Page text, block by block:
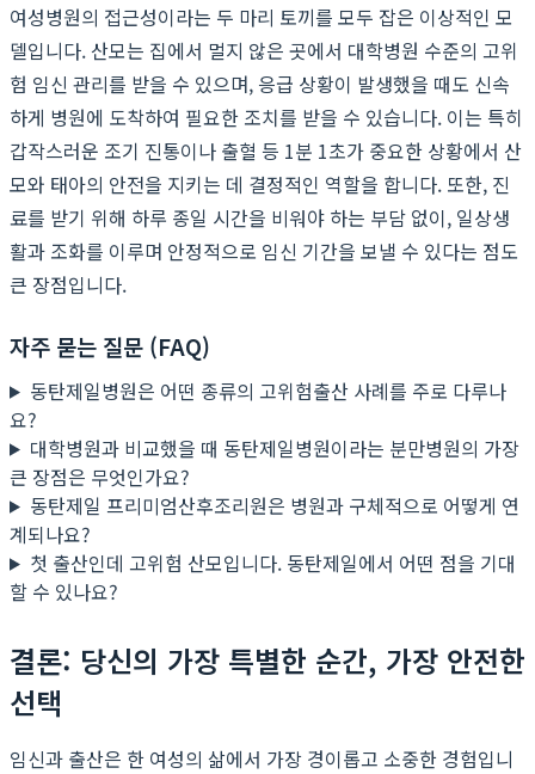
여성병원의 접근성이라는 두 마리 토끼를 모두 잡은 이상적인 모
델입니다. 산모는 집에서 멀지 않은 곳에서 대학병원 수준의 고위
험 임신 관리를 받을 수 있으며, 응급 상황이 발생했을 때도 신속
하게 병원에 도착하여 필요한 조치를 받을 수 있습니다. 이는 특히
갑작스러운 조기 진통이나 출혈 등 1분 1초가 중요한 상황에서 산
모와 태아의 안전을 지키는 데 결정적인 역할을 합니다. 또한, 진
료를 받기 위해 하루 종일 시간을 비워야 하는 부담 없이, 일상생
활과 조화를 이루며 안정적으로 임신 기간을 보낼 수 있다는 점도
큰 장점입니다.
자주 묻는 질문 (FAQ)
동탄제일병원은 어떤 종류의 고위험출산 사례를 주로 다루나
요?
대학병원과 비교했을 때 동탄제일병원이라는 분만병원의 가장
큰 장점은 무엇인가요?
동탄제일 프리미엄산후조리원은 병원과 구체적으로 어떻게 연
계되나요?
첫 출산인데 고위험 산모입니다. 동탄제일에서 어떤 점을 기대
할 수 있나요?
결론: 당신의 가장 특별한 순간, 가장 안전한
선택
임신과 출산은 한 여성의 삶에서 가장 경이롭고 소중한 경험입니